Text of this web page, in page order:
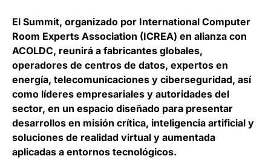
El Summit, organizado por International Computer
Room Experts Association (ICREA) en alianza con
ACOLDC, reunirá a fabricantes globales,
operadores de centros de datos, expertos en
energía, telecomunicaciones y ciberseguridad, así
como líderes empresariales y autoridades del
sector, en un espacio diseñado para presentar
desarrollos en misión crítica, inteligencia artificial y
soluciones de realidad virtual y aumentada
aplicadas a entornos tecnológicos.